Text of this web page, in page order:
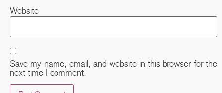
Website
Save my name, email, and website in this browser for the
next time I comment.